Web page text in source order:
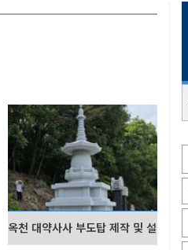
옥천 대약사사 부도탑 제작 및 설치